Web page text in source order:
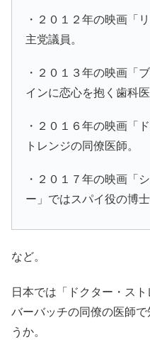
・２０１２年の映画「
主党議員。
・２０１３年の映画「
インに恋心を抱く歯科医
・２０１６年の映画「
トレンジの同僚医師。
・２０１７年の映画「
ー」ではスパイ役の博士
など。
日本では 「ドクター・スト
バーバッチの同僚の医師
うか。